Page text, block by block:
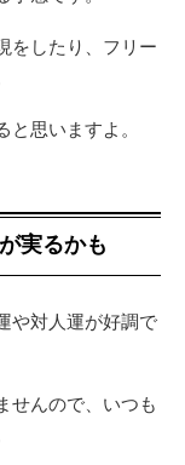
をしたり、フリー
思いますよ。
実るかも
や対人運が好調で
せんので、いつも